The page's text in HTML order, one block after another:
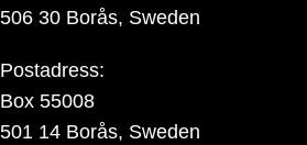
506 30 Borås, Sweden
Postadress:
Box 55008
501 14 Borås, Sweden